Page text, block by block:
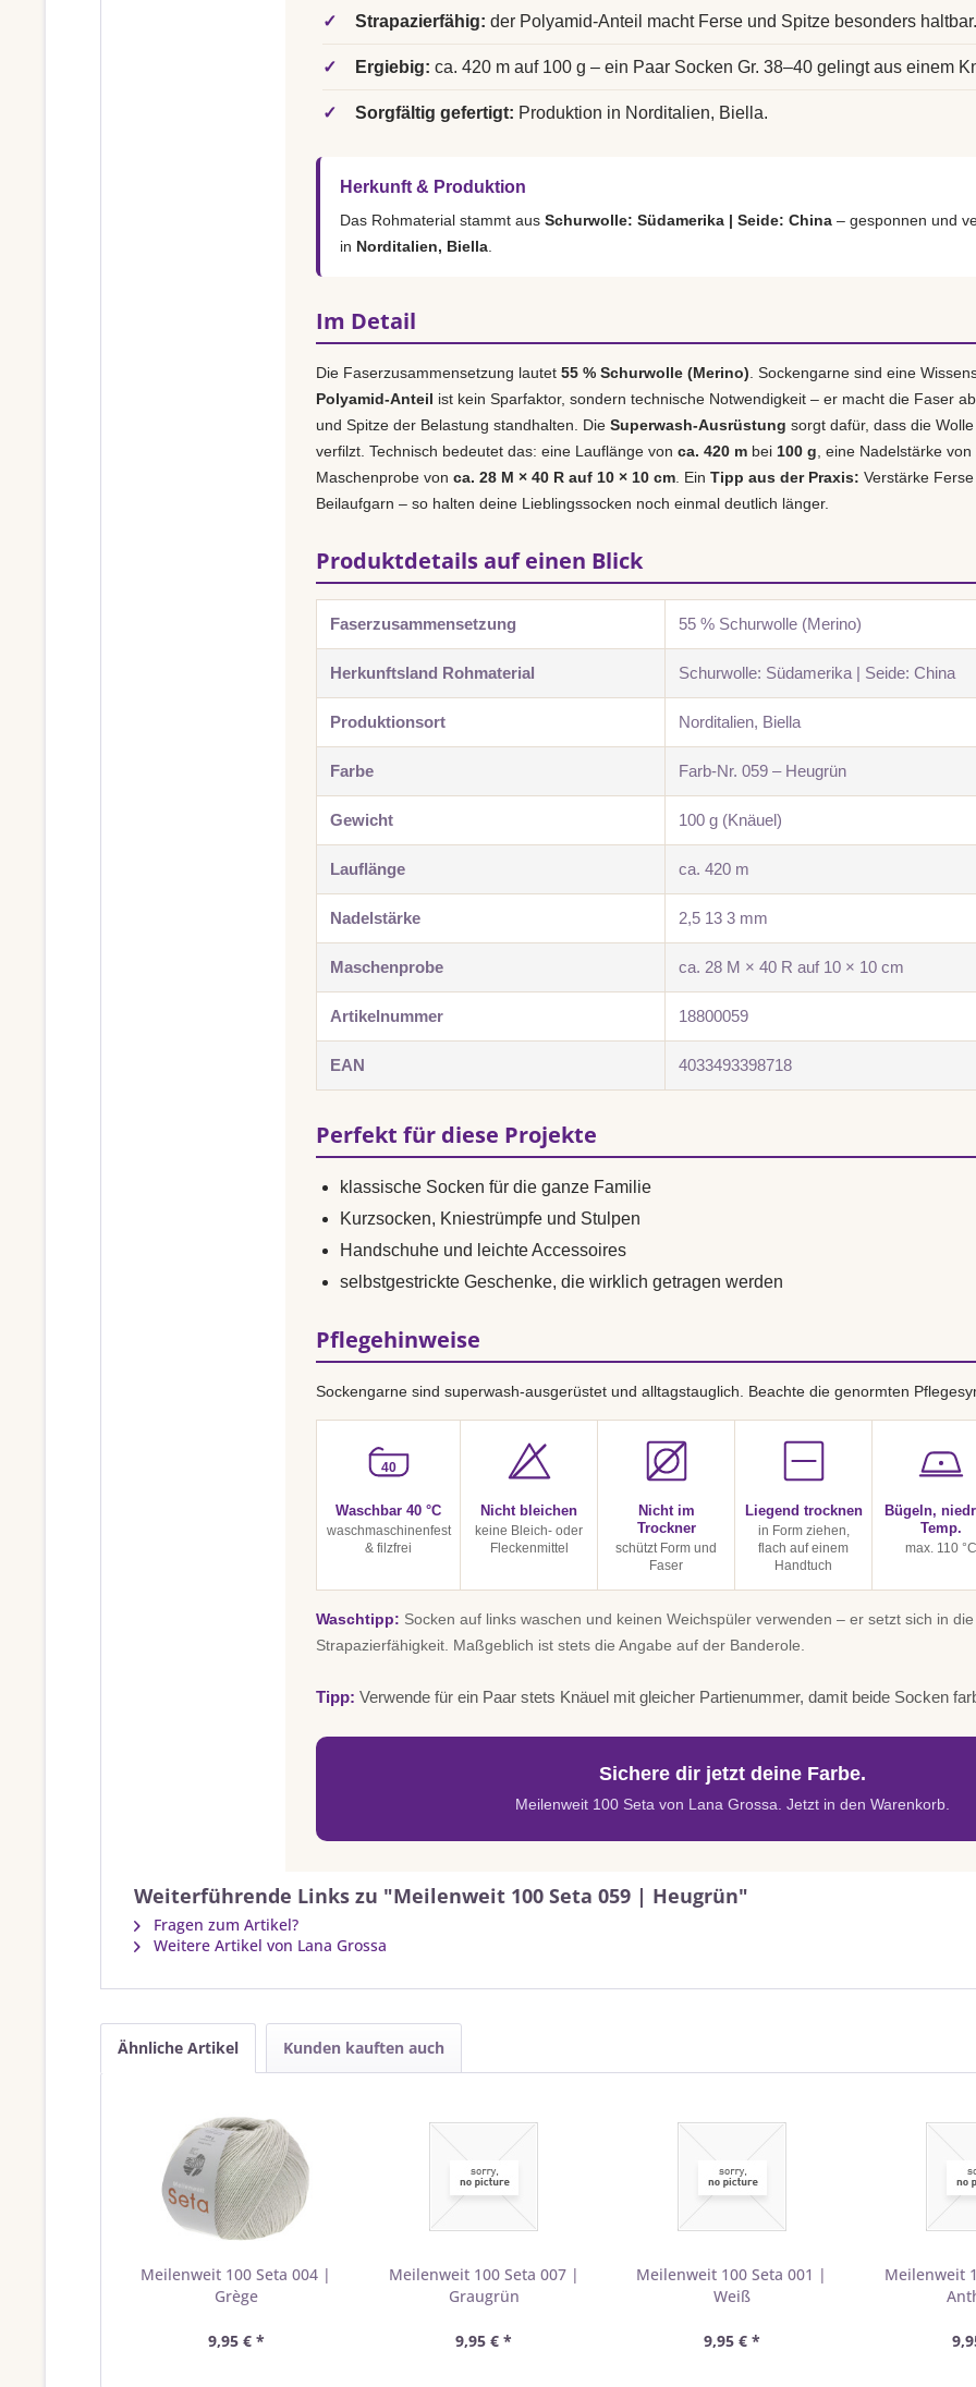
✓ Strapazierfähig: der Polyamid-Anteil macht Ferse und Spitze besonders haltbar.
✓ Ergiebig: ca. 420 m auf 100 g – ein Paar Socken Gr. 38–40 gelingt aus einem
✓ Sorgfältig gefertigt: Produktion in Norditalien, Biella.
Herkunft & Produktion
Das Rohmaterial stammt aus Schurwolle: Südamerika | Seide: China – gesponnen und
in Norditalien, Biella
Im Detail
Die Faserzusammensetzung lautet 55 % Schurwolle (Merino) . Sockengarne sind eine
Polyamid-Anteil ist kein Sparfaktor, sondern technische Notwendigkeit – er macht die Faser
und Spitze der Belastung standhalten. Die Superwash-Ausrüstung sorgt dafür, dass die
verfilzt. Technisch bedeutet das: eine Lauflänge von ca. 420 m bei 100 g , eine Nadelstärke von
Maschenprobe von ca. 28 M × 40 R auf 10 × 10 cm . Ein Tipp aus der Praxis: Verstärke
Beilaufgarn – so halten deine Lieblingssocken noch einmal deutlich länger.
Produktdetails auf einen Blick
Faserzusammensetzung 55 % Schurwolle (Merino)
Herkunftsland Rohmaterial Schurwolle: Südamerika | Seide: China
Produktionsort Norditalien, Biella
Farbe Farb-Nr. 059 – Heugrün
Gewicht 100 g (Knäuel)
Lauflänge ca. 420 m
Nadelstärke 2,5 13 3 mm
Maschenprobe ca. 28 M × 40 R auf 10 × 10 cm
Artikelnummer 18800059
EAN 4033493398718
Perfekt für diese Projekte
klassische Socken für die ganze Familie
Kurzsocken, Kniestrümpfe und Stulpen
Handschuhe und leichte Accessoires
selbstgestrickte Geschenke, die wirklich getragen werden
Pflegehinweise
Sockengarne sind superwash-ausgerüstet und alltagstauglich. Beachte die genormten
40
Waschbar 40 °C
waschmaschinenfest
& filzfrei
Nicht bleichen
keine Bleich- oder
Fleckenmittel
Nicht im
Trockner
schützt Form und
Faser
Liegend trocknen
in Form ziehen,
flach auf einem
Handtuch
Bügeln,
Temp.
max. 110 °C
Waschtipp: Socken auf links waschen und keinen Weichspüler verwenden – er setzt sich in
Strapazierfähigkeit. Maßgeblich ist stets die Angabe auf der Banderole.
Tipp: Verwende für ein Paar stets Knäuel mit gleicher Partienummer, damit beide Socken
Sichere dir jetzt deine Farbe.
Meilenweit 100 Seta von Lana Grossa. Jetzt in den Warenkorb.
Weiterführende Links zu "Meilenweit 100 Seta 059 | Heugrün"
Fragen zum Artikel?
Weitere Artikel von Lana Grossa
Ähnliche Artikel Kunden kauften auch
Meilenweit 100 Seta 004 |
Grège
9,95 € *
Meilenweit 100 Seta 007 |
Graugrün
9,95 € *
Meilenweit 100 Seta 001 |
Weiß
9,95 € *
Meilenweit